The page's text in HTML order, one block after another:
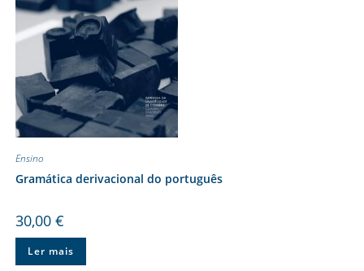
Ensino
Gramática derivacional do português
30,00 €
Ler mais